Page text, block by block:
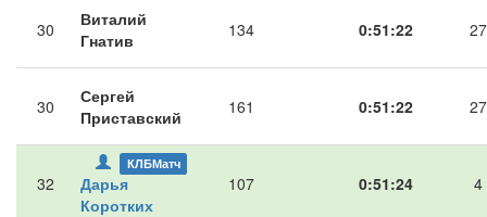
30
Виталий
Гнатив
134 0:51:22 27
30
Сергей
Приставский
161 0:51:22 27
32
КЛБМатч
Дарья
Коротких
107 0:51:24 4